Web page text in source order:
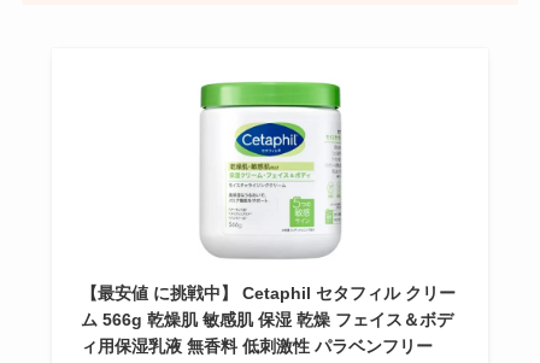
シャチハタはどこに売ってる？100均やロフトで買
える！
【最安値 に挑戦中】 Cetaphil セタフィル クリー
ム 566g 乾燥肌 敏感肌 保湿 乾燥 フェイス＆ボデ
ィ用保湿乳液 無香料 低刺激性 パラベンフリー